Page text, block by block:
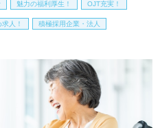
魅力の福利厚生！ OJT充実！
人！ 積極採用企業・法人